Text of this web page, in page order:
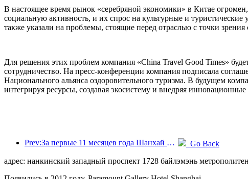
В настоящее время рынок «серебряной экономики» в Китае
социальную активность, и их спрос на культурные и
также указали на проблемы, стоящие перед отраслью с точки
Для решения этих проблем компания «China Travel Good Times»
сотрудничество. На пресс-конференции компания подписала
Национального альянса оздоровительного туризма. В будущем
интегрируя ресурсы, создавая экосистему и внедряя
Prev:За первые 11 месяцев года Шанхай принял 8,282 миллиона иностранных туристов, что превзошло первоначальные ожидания.
Go Back
адрес: нанкинский западный проспект 1728 байлэмэнь